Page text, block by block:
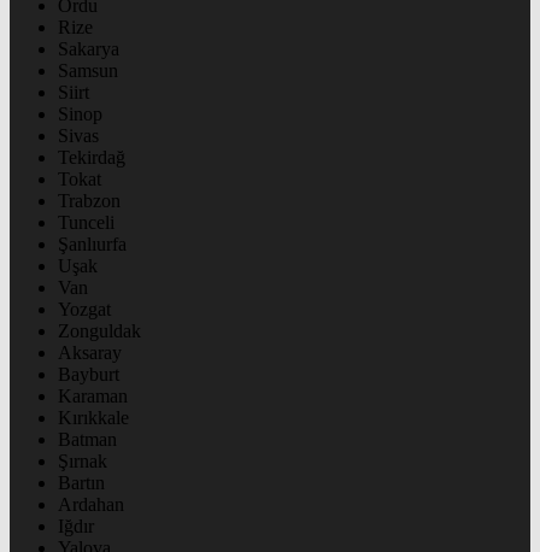
Ordu
Rize
Sakarya
Samsun
Siirt
Sinop
Sivas
Tekirdağ
Tokat
Trabzon
Tunceli
Şanlıurfa
Uşak
Van
Yozgat
Zonguldak
Aksaray
Bayburt
Karaman
Kırıkkale
Batman
Şırnak
Bartın
Ardahan
Iğdır
Yalova